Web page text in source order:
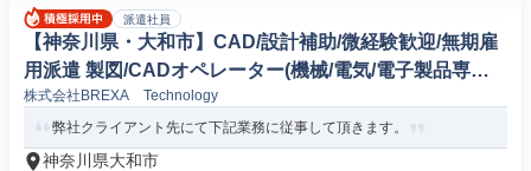
派遣社員
【神奈川県・大和市】CAD/設計補助/微経験歓迎/無期雇
用派遣 製図/CADオペレーター(機械/電気/電子製品専門
職)
株式会社BREXA Technology
弊社クライアント先にて下記業務に従事して頂きます。
神奈川県大和市